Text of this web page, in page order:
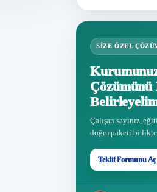
SIZE ÖZEL
Çalışan sayınız,
doğru paketi birlikte
Teklif Formunu